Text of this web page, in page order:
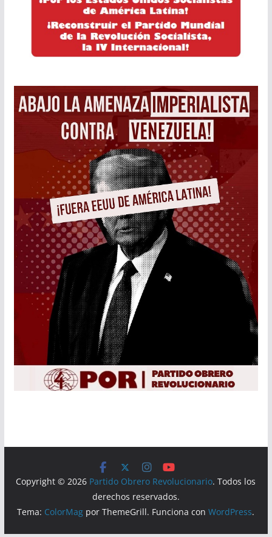
Copyright © 2026 Partido Obrero Revolucionario. Todos los
derechos reservados.
Tema: ColorMag por ThemeGrill. Funciona conWordPress.